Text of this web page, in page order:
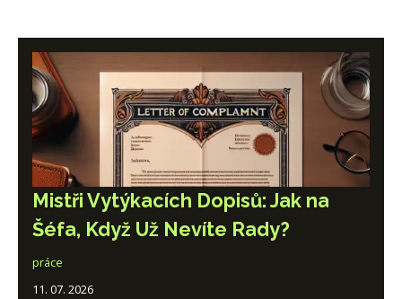
Mistři Vytýkacích Dopisů: Jak na
Šéfa, Když Už Nevíte Rady?
práce
11. 07. 2026